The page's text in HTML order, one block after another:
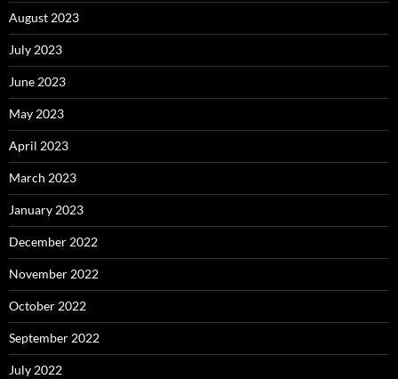
August 2023
July 2023
June 2023
May 2023
April 2023
March 2023
January 2023
December 2022
November 2022
October 2022
September 2022
July 2022